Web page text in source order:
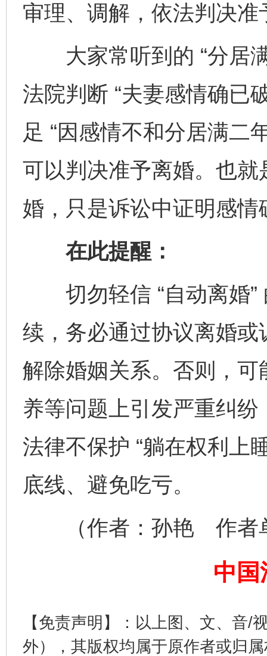
审理、调解，依法判决准
大家常听到的 “分居满
法院判断 “夫妻感情确已
足 “因感情不和分居满二
可以判决准予离婚。也
婚，只是诉讼中证明感
在此提醒：
切勿轻信 “自动离婚”
续，务必通过协议离婚
解除婚姻关系。否则，
养等问题上引发严重纠
法律不保护 “躺在权利上
底线、避免吃亏。
（作者：孙艳 作者单
中国
【免责声明】：以上图、文、音/
外），其版权均属于原作者或归